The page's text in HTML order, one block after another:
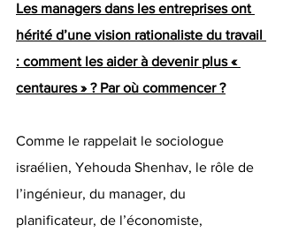
Les managers dans les entreprises ont
hérité d’une vision rationaliste du travail
: comment les aider à devenir plus «
centaures » ? Par où commencer ?
Comme le rappelait le sociologue
israélien, Yehouda Shenhav, le rôle de
l’ingénieur, du manager, du
planificateur, de l’économiste,